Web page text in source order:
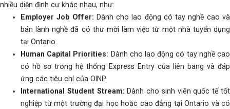
nhiều diện định cư khác nhau, như:
Employer Job Offer: Dành cho lao động có tay nghề cao và
bán lành nghề đã có thư mời làm việc từ một nhà tuyển dụng
tại Ontario.
Human Capital Priorities: Dành cho lao động có tay nghề cao
có hồ sơ trong hệ thống Express Entry của liên bang và đáp
ứng các tiêu chí của OINP.
International Student Stream: Dành cho sinh viên quốc tế tốt
nghiệp từ một trường đại học hoặc cao đẳng tại Ontario và có